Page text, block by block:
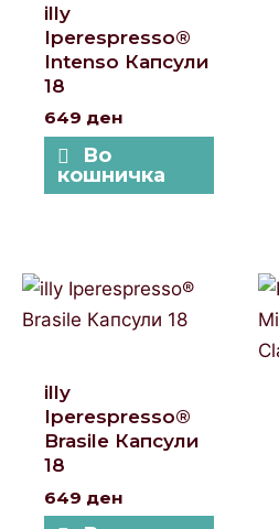
illy
Iperespresso®
Intenso Капсули
18
649 ден
Во
кошничка
illy
Iperespresso®
Brasile Капсули
18
649 ден